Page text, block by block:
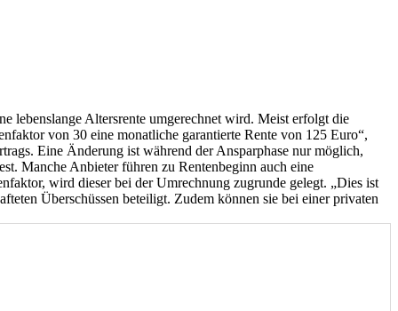
lebenslange Altersrente umgerechnet wird. Meist erfolgt die
von 30 eine monatliche garantierte Rente von 125 Euro“,
Eine Änderung ist während der Ansparphase nur möglich,
Manche Anbieter führen zu Rentenbeginn auch eine
wird dieser bei der Umrechnung zugrunde gelegt. „Dies ist
Überschüssen beteiligt. Zudem können sie bei einer privaten